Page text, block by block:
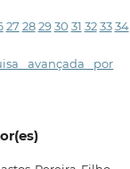
27 28 29 30 31 32 33 34
avançada por